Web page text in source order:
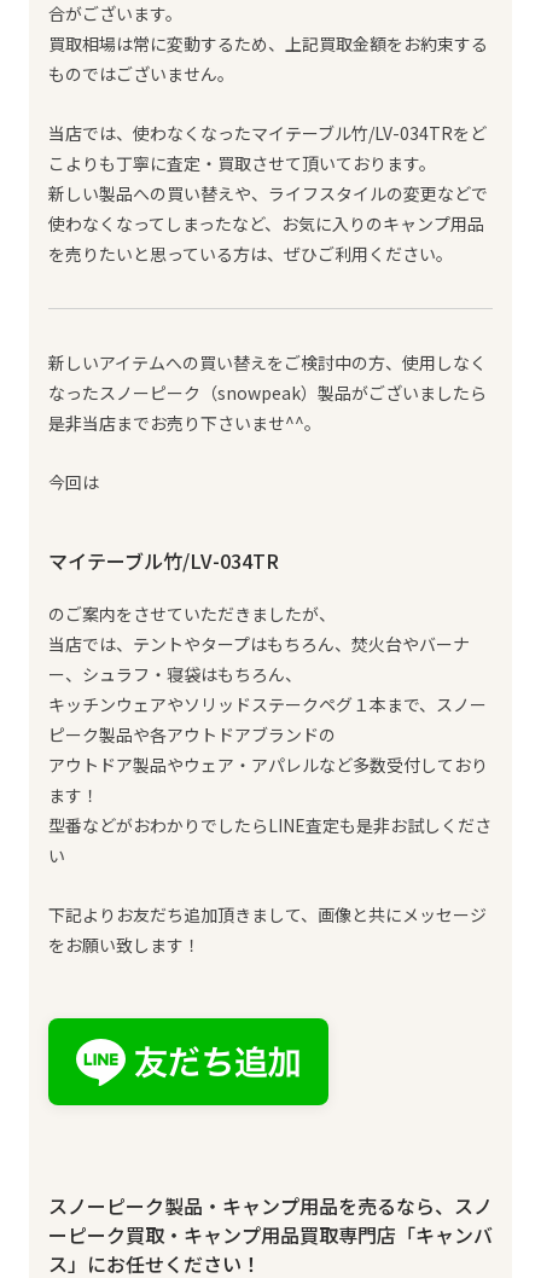
合がございます。
買取相場は常に変動するため、上記買取金額をお約束する
ものではございません。
当店では、使わなくなったマイテーブル竹/LV-034TRをど
こよりも丁寧に査定・買取させて頂いております。
新しい製品への買い替えや、ライフスタイルの変更などで
使わなくなってしまったなど、お気に入りのキャンプ用品
を売りたいと思っている方は、ぜひご利用ください。
新しいアイテムへの買い替えをご検討中の方、使用しなく
なったスノーピーク（snowpeak）製品がございましたら
是非当店までお売り下さいませ^^。
今回は
マイテーブル竹/LV-034TR
のご案内をさせていただきましたが、
当店では、テントやタープはもちろん、焚火台やバーナ
ー、シュラフ・寝袋はもちろん、
キッチンウェアやソリッドステークペグ１本まで、スノー
ピーク製品や各アウトドアブランドの
アウトドア製品やウェア・アパレルなど多数受付しており
ます！
型番などがおわかりでしたらLINE査定も是非お試しくださ
い
下記よりお友だち追加頂きまして、画像と共にメッセージ
をお願い致します！
スノーピーク製品・キャンプ用品を売るなら、スノ
ーピーク買取・キャンプ用品買取専門店「キャンバ
ス」にお任せください！